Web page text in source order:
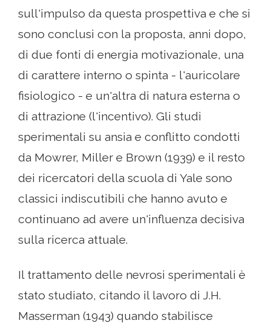
sull'impulso da questa prospettiva e che si
sono conclusi con la proposta, anni dopo,
di due fonti di energia motivazionale, una
di carattere interno o spinta - l'auricolare
fisiologico - e un'altra di natura esterna o
di attrazione (l'incentivo). Gli studi
sperimentali su ansia e conflitto condotti
da Mowrer, Miller e Brown (1939) e il resto
dei ricercatori della scuola di Yale sono
classici indiscutibili che hanno avuto e
continuano ad avere un'influenza decisiva
sulla ricerca attuale.
Il trattamento delle nevrosi sperimentali è
stato studiato, citando il lavoro di J.H.
Masserman (1943) quando stabilisce